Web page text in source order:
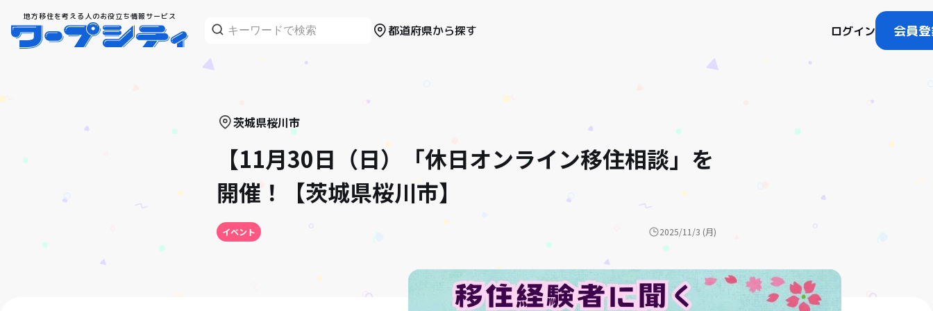
地方移住を考える人のお役立ち情報サービス
都道府県から探す ログイン 会員
茨城県桜川市
【11月30日（日）「休日オンライン移住相談」を
開催！【茨城県桜川市】
イベント 2025/11/3 (月)